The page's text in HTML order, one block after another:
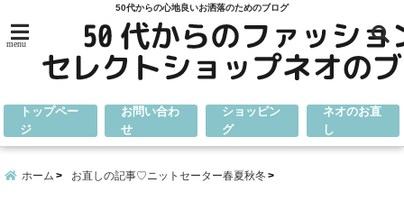
50代からの心地良いお洒落のためのブログ
menu
トップペー
ジ
お問い合わ
せ
ショッピン
グ
ネオのお直
し
ホーム お直しの記事♡ニットセーター春夏秋冬